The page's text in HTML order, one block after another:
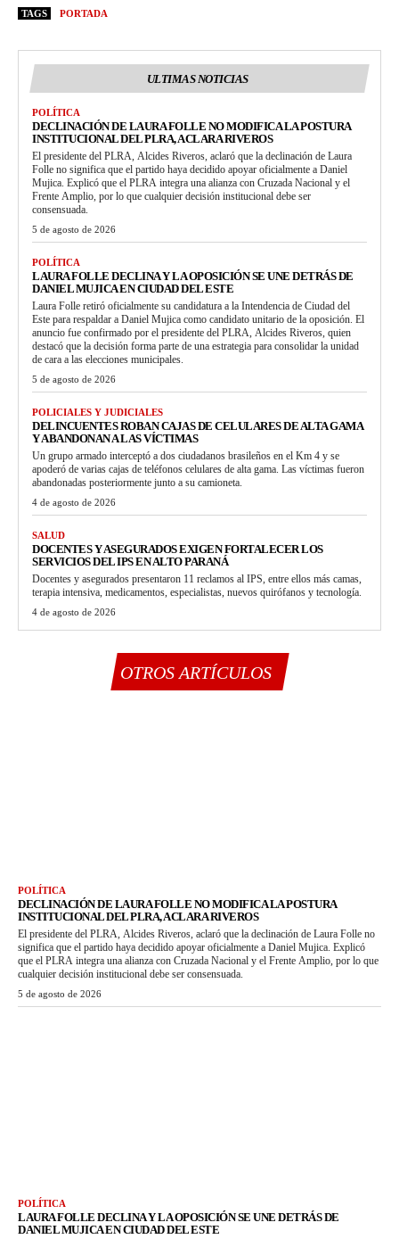
TAGS PORTADA
ULTIMAS NOTICIAS
POLÍTICA
DECLINACIÓN DE LAURA FOLLE NO MODIFICA LA POSTURA
INSTITUCIONAL DEL PLRA, ACLARA RIVEROS
El presidente del PLRA, Alcides Riveros, aclaró que la declinación de Laura
Folle no significa que el partido haya decidido apoyar oficialmente a Daniel
Mujica. Explicó que el PLRA integra una alianza con Cruzada Nacional y el
Frente Amplio, por lo que cualquier decisión institucional debe ser
consensuada.
5 de agosto de 2026
POLÍTICA
LAURA FOLLE DECLINA Y LA OPOSICIÓN SE UNE DETRÁS DE
DANIEL MUJICA EN CIUDAD DEL ESTE
Laura Folle retiró oficialmente su candidatura a la Intendencia de Ciudad del
Este para respaldar a Daniel Mujica como candidato unitario de la oposición. El
anuncio fue confirmado por el presidente del PLRA, Alcides Riveros, quien
destacó que la decisión forma parte de una estrategia para consolidar la unidad
de cara a las elecciones municipales.
5 de agosto de 2026
POLICIALES Y JUDICIALES
DELINCUENTES ROBAN CAJAS DE CELULARES DE ALTA GAMA
Y ABANDONAN A LAS VÍCTIMAS
Un grupo armado interceptó a dos ciudadanos brasileños en el Km 4 y se
apoderó de varias cajas de teléfonos celulares de alta gama. Las víctimas fueron
abandonadas posteriormente junto a su camioneta.
4 de agosto de 2026
SALUD
DOCENTES Y ASEGURADOS EXIGEN FORTALECER LOS
SERVICIOS DEL IPS EN ALTO PARANÁ
Docentes y asegurados presentaron 11 reclamos al IPS, entre ellos más camas,
terapia intensiva, medicamentos, especialistas, nuevos quirófanos y tecnología.
4 de agosto de 2026
OTROS ARTÍCULOS
POLÍTICA
DECLINACIÓN DE LAURA FOLLE NO MODIFICA LA POSTURA
INSTITUCIONAL DEL PLRA, ACLARA RIVEROS
El presidente del PLRA, Alcides Riveros, aclaró que la declinación de Laura Folle no
significa que el partido haya decidido apoyar oficialmente a Daniel Mujica. Explicó
que el PLRA integra una alianza con Cruzada Nacional y el Frente Amplio, por lo que
cualquier decisión institucional debe ser consensuada.
5 de agosto de 2026
POLÍTICA
LAURA FOLLE DECLINA Y LA OPOSICIÓN SE UNE DETRÁS DE
DANIEL MUJICA EN CIUDAD DEL ESTE